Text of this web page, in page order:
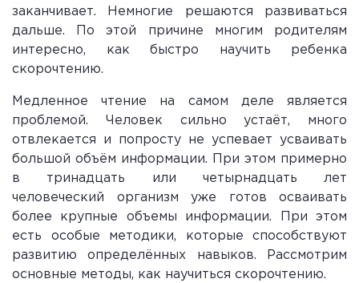
заканчивает. Немногие решаются развиваться
дальше. По этой причине многим родителям
интересно, как быстро научить ребенка
скорочтению.
Медленное чтение на самом деле является
проблемой. Человек сильно устаёт, много
отвлекается и попросту не успевает усваивать
большой объём информации. При этом примерно
в тринадцать или четырнадцать лет
человеческий организм уже готов осваивать
более крупные объемы информации. При этом
есть особые методики, которые способствуют
развитию определённых навыков. Рассмотрим
основные методы, как научиться скорочтению.